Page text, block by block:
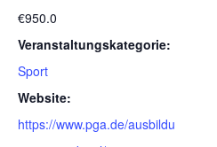
€950.0
Veranstaltungskategorie:
Sport
Website:
https://www.pga.de/ausbildu